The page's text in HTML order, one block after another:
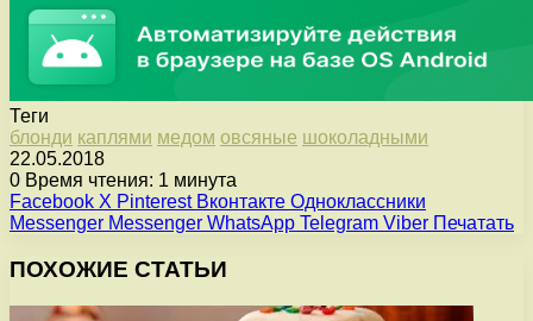
Теги
блонди каплями медом овсяные шоколадными
22.05.2018
0 Время чтения: 1 минута
Facebook X Pinterest Вконтакте Одноклассники
Messenger Messenger WhatsApp Telegram Viber Печатать
ПОХОЖИЕ СТАТЬИ